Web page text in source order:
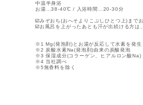
中温半身浴
お湯…38-40℃ / 入浴時間…20-30分
☑️みぞおち(おへそよりこぶしひとつ上)まで
☑️お風呂を上がったあとも汗が出続ける方は
※1 Mg(発泡剤)とお湯が反応して水素を発生
※2 炭酸水素Na(発泡剤)由来の炭酸発泡
※3 保湿成分(コラーゲン、ヒアルロン酸Na)
※4 当社調べ
※5無香料を除く